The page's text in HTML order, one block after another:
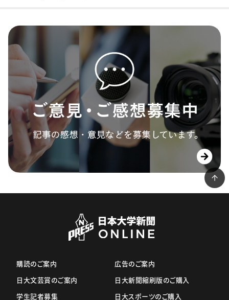
購読のご案内
日大文芸賞のご案内
学生記者募集
広告のご案内
日大新聞縮刷版のご購入
日大スポーツのご購入